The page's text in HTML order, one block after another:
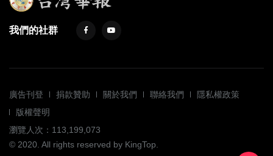
我們的社群
廣告刊登 捐款贊助 關於我們 聯絡我們
隱私權政策
版權聲明
瀏覽人次：113,199,073
© 2020. All rights reserved by KingTop.